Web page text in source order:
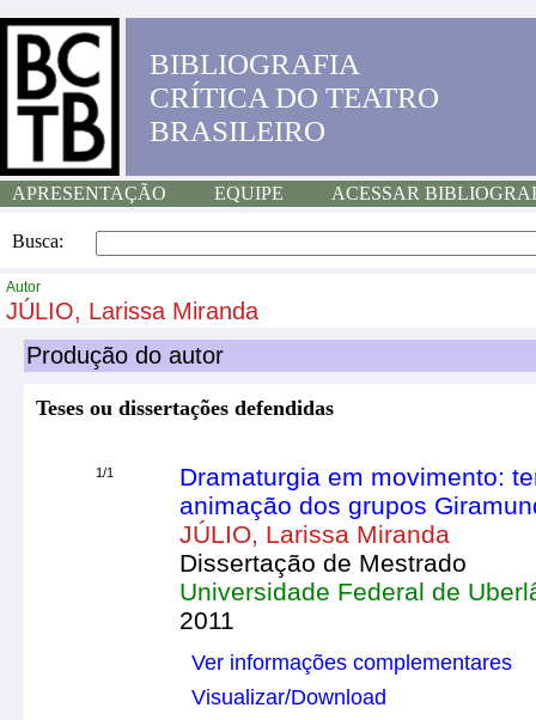
BIBLIOGRAFIA
CRÍTICA DO TEATRO
BRASILEIRO
APRESENTAÇÃO EQUIPE ACESSAR
Busca:
Autor
JÚLIO, Larissa Miranda
Produção do autor
Teses ou dissertações defendidas
1/1
Dramaturgia em movimento:
animação dos grupos
JÚLIO, Larissa Miranda
Dissertação de Mestrado
Universidade Federal de
2011
Ver informações complementares
Visualizar/Download